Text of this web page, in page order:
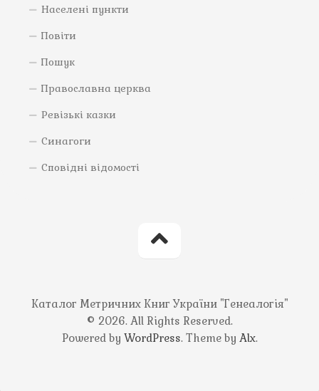
Населені пункти
Повіти
Пошук
Православна церква
Ревізькі казки
Синагоги
Сповідні відомості
Каталог Метричних Книг України "Генеалогія"
© 2026. All Rights Reserved.
Powered by WordPress. Theme by Alx.